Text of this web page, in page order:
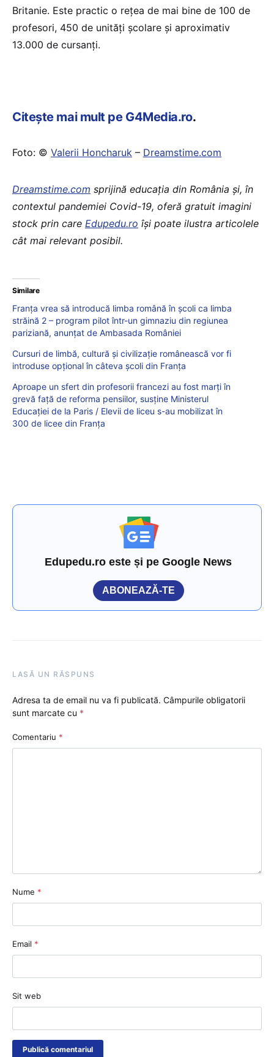
Britanie. Este practic o rețea de mai bine de 100 de
profesori, 450 de unităţi şcolare şi aproximativ
13.000 de cursanţi.
Citește mai mult pe G4Media.ro.
Foto: © Valerii Honcharuk – Dreamstime.com
Dreamstime.com sprijină educaţia din România şi, în
contextul pandemiei Covid-19, oferă gratuit imagini
stock prin care Edupedu.ro îşi poate ilustra articolele
cât mai relevant posibil.
Similare
Franța vrea să introducă limba română în școli ca limba
străină 2 – program pilot într-un gimnaziu din regiunea
pariziană, anunțat de Ambasada României
Cursuri de limbă, cultură și civilizație românească vor fi
introduse opțional în câteva școli din Franța
Aproape un sfert din profesorii francezi au fost marți în
grevă față de reforma pensiilor, susține Ministerul
Educației de la Paris / Elevii de liceu s-au mobilizat în
300 de licee din Franța
Edupedu.ro este și pe Google News
ABONEAZĂ-TE
LASĂ UN RĂSPUNS
Adresa ta de email nu va fi publicată. Câmpurile obligatorii
sunt marcate cu *
Comentariu *
Nume *
Email *
Sit web